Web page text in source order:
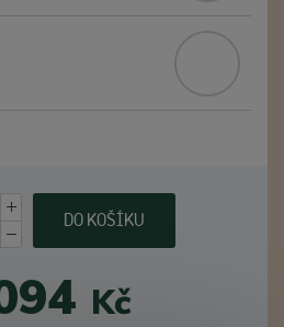
DO KOŠÍKU
Kč